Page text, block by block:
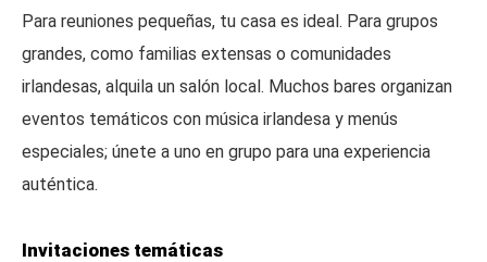
Para reuniones pequeñas, tu casa es ideal. Para grupos
grandes, como familias extensas o comunidades
irlandesas, alquila un salón local. Muchos bares organizan
eventos temáticos con música irlandesa y menús
especiales; únete a uno en grupo para una experiencia
auténtica.
Invitaciones temáticas